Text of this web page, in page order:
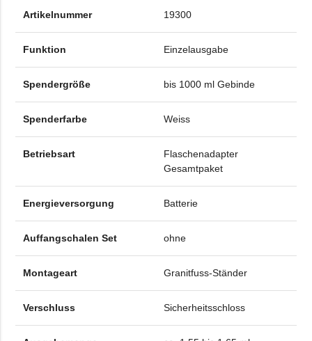
Artikelnummer 19300
Funktion Einzelausgabe
Spendergröße bis 1000 ml Gebinde
Spenderfarbe Weiss
Betriebsart
Flaschenadapter
Gesamtpaket
Energieversorgung Batterie
Auffangschalen Set ohne
Montageart Granitfuss-Ständer
Verschluss Sicherheitsschloss